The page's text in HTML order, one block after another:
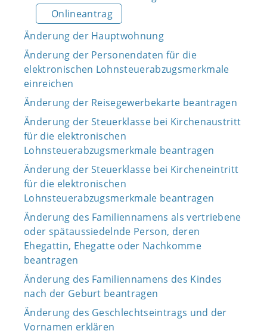
Onlineantrag
Änderung der Hauptwohnung
Änderung der Personendaten für die
elektronischen Lohnsteuerabzugsmerkmale
einreichen
Änderung der Reisegewerbekarte beantragen
Änderung der Steuerklasse bei Kirchenaustritt
für die elektronischen
Lohnsteuerabzugsmerkmale beantragen
Änderung der Steuerklasse bei Kircheneintritt
für die elektronischen
Lohnsteuerabzugsmerkmale beantragen
Änderung des Familiennamens als vertriebene
oder spätaussiedelnde Person, deren
Ehegattin, Ehegatte oder Nachkomme
beantragen
Änderung des Familiennamens des Kindes
nach der Geburt beantragen
Änderung des Geschlechtseintrags und der
Vornamen erklären